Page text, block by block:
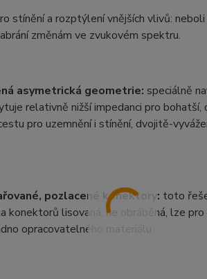
stínění a rozptýlení vnějších vlivů: neboli
změnám ve zvukovém spektru.
asymetrická geometrie: speciálně
relativně nižší impedanci pro
pro uzemnění i stínění, dvojitě-
pozlacené konektory: toto
konektorů lisovaná, ne obráběná, lze
opracovatelného materiálu.